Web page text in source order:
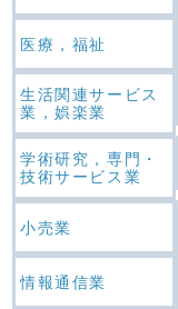
医療，福祉
生活関連サービス
業，娯楽業
学術研究，専門・
技術サービス業
小売業
情報通信業